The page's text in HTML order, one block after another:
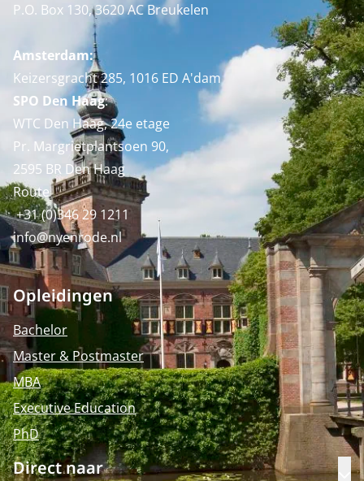
P.O. Box 130, 3620 AC Breukelen
Amsterdam:
Keizersgracht 285, 1016 ED A'dam
SPO Den Haag:
WTC Den Haag, 24e etage
Pr. Margrietplantsoen 90,
2595 BR Den Haag
Route
+31 (0)346 29 1211
info@nyenrode.nl
Opleidingen
Bachelor
Master & Postmaster
MBA
Executive Education
PhD
Direct naar